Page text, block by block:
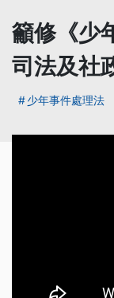
籲修《少
司法及社
少年事件處理法